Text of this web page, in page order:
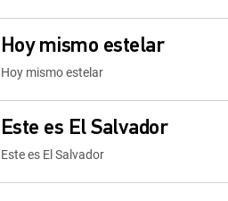
Hoy mismo estelar
Hoy mismo estelar
Este es El Salvador
Este es El Salvador